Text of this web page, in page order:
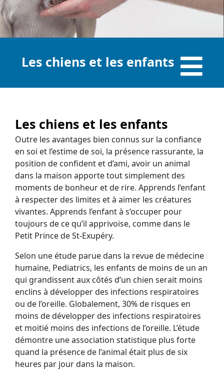
Les chiens et les enfants
Les chiens et les enfants
Outre les avantages bien connus sur la confiance
en soi et l’estime de soi, la présence rassurante, la
position de confident et d’ami, avoir un animal
dans la maison apporte tout simplement des
moments de bonheur et de rire. Apprends l’enfant
à respecter des limites et à aimer les créatures
vivantes. Apprends l’enfant à s’occuper pour
toujours de ce qu’il apprivoise, comme dans le
Petit Prince de St-Exupéry.
Selon une étude parue dans la revue de médecine
humaine, Pediatrics, les enfants de moins de un an
qui grandissent aux côtés d’un chien serait moins
enclins à développer des infections respiratoires
ou de l’oreille. Globalement, 30% de risques en
moins de développer des infections respiratoires
et moitié moins des infections de l’oreille. L’étude
démontre une association statistique plus forte
quand la présence de l’animal était plus de six
heures par jour dans la maison.